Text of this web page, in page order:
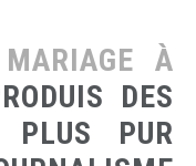
À
DES
PUR